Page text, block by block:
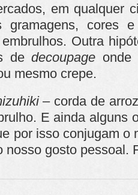
em qualquer
gramagens, cores e
Outra
dedecoupage onde
mesmo crepe.
– corda de
E ainda alguns
por isso conjugam
nosso gosto pessoal.